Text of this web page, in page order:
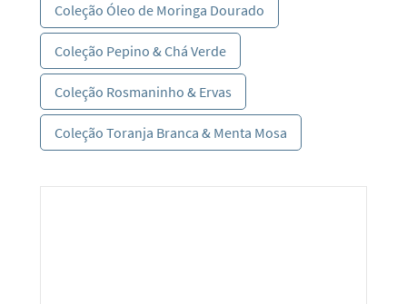
Coleção Óleo de Moringa Dourado
Coleção Pepino & Chá Verde
Coleção Rosmaninho & Ervas
Coleção Toranja Branca & Menta Mosa